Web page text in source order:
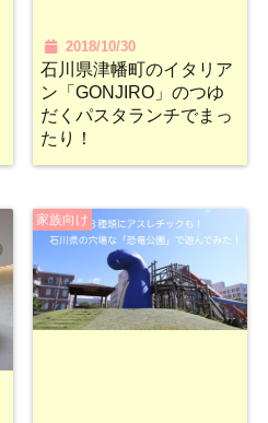
2018/10/30
石川県津幡町のイタリア
ン「GONJIRO」のつゆ
だくパスタランチでまっ
たり！
家族向け